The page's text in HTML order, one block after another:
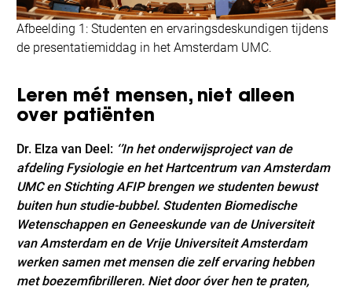
Afbeelding 1: Studenten en ervaringsdeskundigen tijdens
de presentatiemiddag in het Amsterdam UMC.
Leren mét mensen, niet alleen
over patiënten
Dr. Elza van Deel: ‘’In het onderwijsproject van de
afdeling Fysiologie en het Hartcentrum van Amsterdam
UMC en Stichting AFIP brengen we studenten bewust
buiten hun studie-bubbel. Studenten Biomedische
Wetenschappen en Geneeskunde van de Universiteit
van Amsterdam en de Vrije Universiteit Amsterdam
werken samen met mensen die zelf ervaring hebben
met boezemfibrilleren. Niet door óver hen te praten,